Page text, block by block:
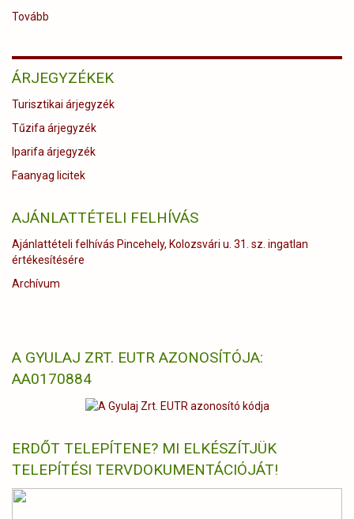
Tovább
Csoportja
a
Gyulaj
megemlékezése)
ÁRJEGYZÉKEK
Turisztikai árjegyzék
Tűzifa árjegyzék
Iparifa árjegyzék
Faanyag licitek
AJÁNLATTÉTELI FELHÍVÁS
Ajánlattételi felhívás Pincehely, Kolozsvári u. 31. sz. ingatlan
értékesítésére
Archívum
A GYULAJ ZRT. EUTR AZONOSÍTÓJA:
AA0170884
ERDŐT TELEPÍTENE? MI ELKÉSZÍTJÜK
TELEPÍTÉSI TERVDOKUMENTÁCIÓJÁT!